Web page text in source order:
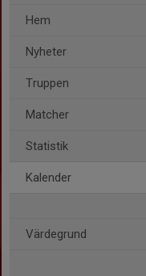
Hem
Nyheter
Truppen
Matcher
Statistik
Kalender
Värdegrund